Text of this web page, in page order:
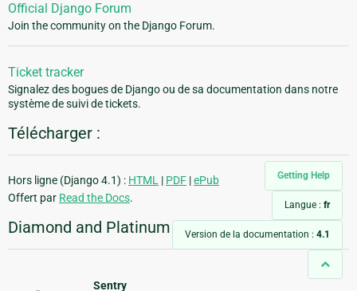
Getting Help
Langue : fr
Version de la documentation : 4.1
Official Django Forum
Join the community on the Django Forum.
Ticket tracker
Signalez des bogues de Django ou de sa documentation dans notre
système de suivi de tickets.
Télécharger :
Hors ligne (Django 4.1) : HTML | PDF |ePub
Offert par Read the Docs.
Diamond and Platinum Members
Sentry